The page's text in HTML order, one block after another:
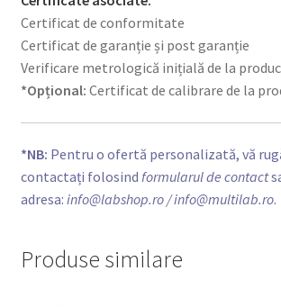
Certificat de conformitate
Certificat de garanție și post garanție
Verificare metrologică inițială de la
*Opțional: Certificat de calibrare de la
*NB: Pentru o ofertă personalizată, vă
contactați folosind formularul de contact
adresa: info@labshop.ro/ info@multilab.ro.
Produse similare